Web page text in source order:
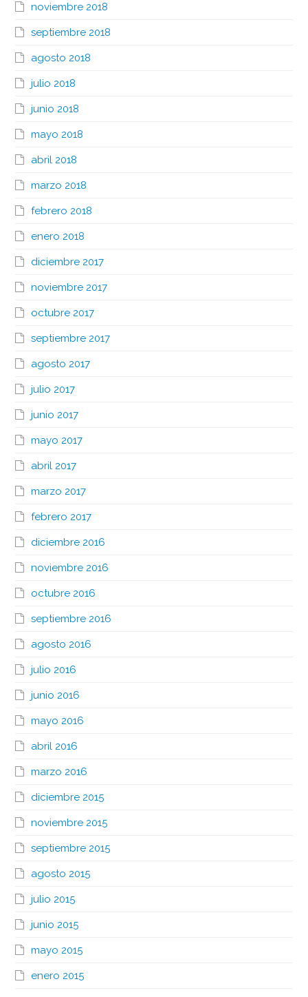
noviembre 2018
septiembre 2018
agosto 2018
julio 2018
junio 2018
mayo 2018
abril 2018
marzo 2018
febrero 2018
enero 2018
diciembre 2017
noviembre 2017
octubre 2017
septiembre 2017
agosto 2017
julio 2017
junio 2017
mayo 2017
abril 2017
marzo 2017
febrero 2017
diciembre 2016
noviembre 2016
octubre 2016
septiembre 2016
agosto 2016
julio 2016
junio 2016
mayo 2016
abril 2016
marzo 2016
diciembre 2015
noviembre 2015
septiembre 2015
agosto 2015
julio 2015
junio 2015
mayo 2015
enero 2015